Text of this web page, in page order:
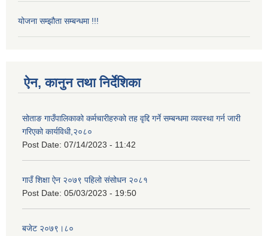
योजना सम्झौता सम्बन्धमा !!!
ऐन, कानुन तथा निर्देशिका
सोताङ गाउँपालिकाको कर्मचारीहरुको तह वृद्दि गर्ने सम्बन्धमा व्यवस्था गर्न जारी
गरिएको कार्यविधी,२०८०
Post Date: 07/14/2023 - 11:42
गाउँ शिक्षा ऐन २०७९ पहिलो संसोधन २०८१
Post Date: 05/03/2023 - 19:50
बजेट २०७९।८०